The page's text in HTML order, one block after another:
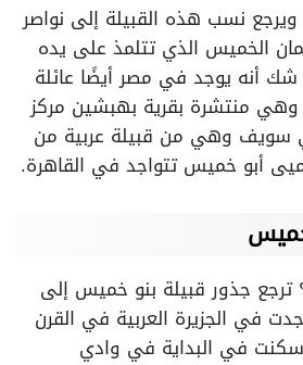
نسب هذه القبيلة إلى نواصر
الخميس الذي تتلمذ على يده
شك أنه يوجد في مصر أيضًا عائلة
منتشرة بقرية بهبشين مركز
سويف وهي من قبيلة عربية من
أبو خميس تتواجد في القاهرة.
جذور قبيلة بنو خميس إلى
في الجزيرة العربية في القرن
سكنت في البداية في وادي